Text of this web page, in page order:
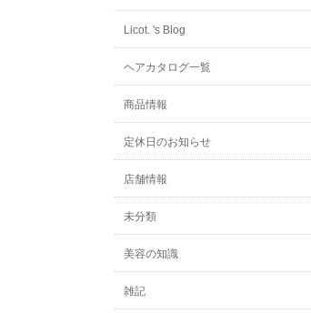
ィ
ル
で
Licot. 's Blog
ヘアカタログ一覧
商品情報
定休日のお知らせ
店舗情報
未分類
美容の知識
雑記